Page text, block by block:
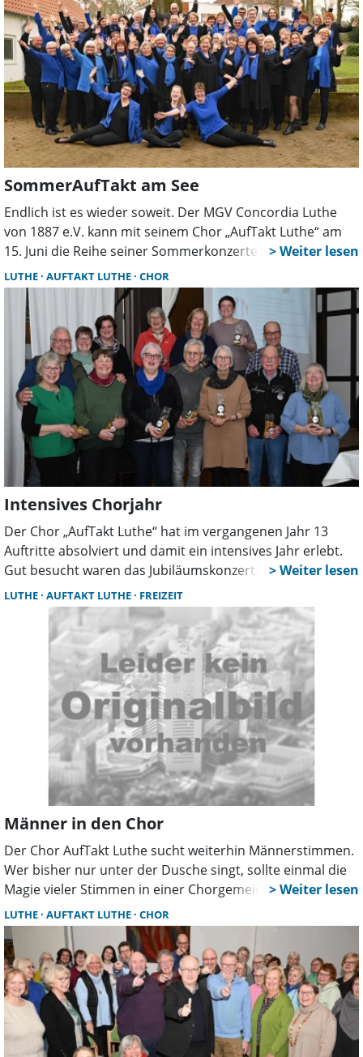
SommerAufTakt am See
Endlich ist es wieder soweit. Der MGV Concordia Luthe
von 1887 e.V. kann mit seinem Chor „AufTakt Luthe“ am
15. Juni die Reihe seiner Sommerkonzerte nach langer
Pause fortsetzen. Für das Publikum ist auf dem Hof von
Christian Stille ein abwechslungsreiches Programm
geplant.
LUTHE AUFTAKT LUTHE CHOR
Intensives Chorjahr
Der Chor „AufTakt Luthe“ hat im vergangenen Jahr 13
Auftritte absolviert und damit ein intensives Jahr erlebt.
Gut besucht waren das Jubiläumskonzert im Stadttheater
und das traditionelle Adventskonzert in der Luther Kirche.
LUTHE AUFTAKT LUTHE FREIZEIT
Männer in den Chor
Der Chor AufTakt Luthe sucht weiterhin Männerstimmen.
Wer bisher nur unter der Dusche singt, sollte einmal die
Magie vieler Stimmen in einer Chorgemeinschaft
ausprobieren. Zum Beispiel am Dienstag, den 13. Februar
in der Zeit von 19 bis 20.30 Uhr im Luther
Dorfgemeinschaftshaus. Vorkenntnisse sind nicht
erforderlich, lediglich Spaß und die Lust am Singen. Der
Chor übt leichte Pop- und Gospelsongs. Wer Interesse
hat, kann sich unter 05031/972120 oder per E-Mail unter
info@auftakt-luthe.de anmelden.
LUTHE AUFTAKT LUTHE CHOR